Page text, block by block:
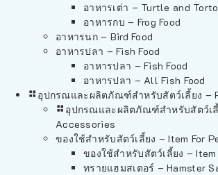
อาหารเต่า – Turtle and
อาหารกบ – Frog Food
อาหารนก – Bird Food
อาหารปลา – Fish Food
อาหารปลา – Fish Food
อาหารปลา – All Fish Food
อุปกรณและผลิตภัณฑ์สำหรับสัตว์เลี้ยง –
อุปกรณและผลิตภัณฑ์สำหรับสัตว์เ
Accessories
ของใช้สำหรับสัตว์เลี้ยง – Item For
ของใช้สำหรับสัตว์เลี้ยง – Item
ทรายแฮมสเตอร์ – Hamster